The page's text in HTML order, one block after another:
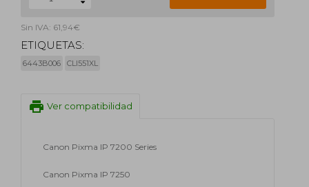
Sin IVA: 61,94€
ETIQUETAS:
6443B006 CLI551XL
print Ver compatibilidad
Canon Pixma IP 7200 Series
Canon Pixma IP 7250